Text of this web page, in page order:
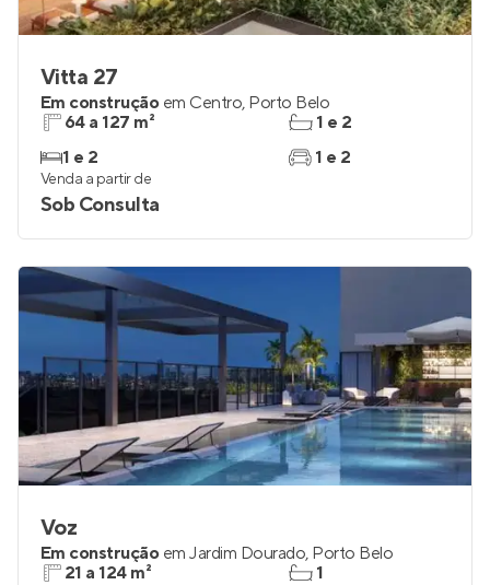
Vitta 27
Em construção em Centro, Porto Belo
64 a 127 m²
1 e 2
1 e 2
1 e 2
Venda a partir de
Sob Consulta
Voz
Em construção em Jardim Dourado, Porto Belo
21 a 124 m²
1